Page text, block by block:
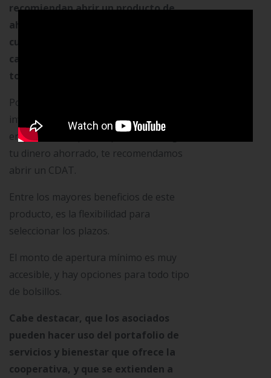
recomiendan abrir un producto de
ahorro que genere utilidades, con lo
cual se pueda superar la inflación que
cada año afecta a más personas de
toda Latinoamérica y el mundo.
Por lo cual, si estás pensando en
invertir, pero no estás seguro(a) cómo
empezar o no quieres poner en riesgo
tu dinero ahorrado, te recomendamos
abrir un CDAT.
Entre los mayores beneficios de este
producto, es la flexibilidad para
seleccionar los plazos.
El monto de apertura mínimo es muy
accesible, y hay opciones para todo tipo
de bolsillos.
Cabe destacar, que los asociados
pueden hacer uso del portafolio de
servicios y bienestar que ofrece la
cooperativa, y que se extienden a